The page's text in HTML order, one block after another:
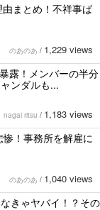
まとめ！不祥事ば
のあのあ / 1,229 views
露！メンバーの半分
ンダルも...
nagai ritsu / 1,183 views
！事務所を解雇に
のあのあ / 1,040 views
きゃヤバイ！？その